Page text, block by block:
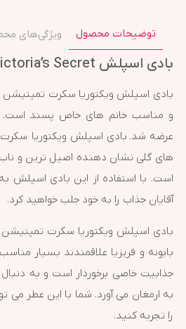
توضیحات محصول ویژگی‌های
بادی اسپلش Victoria’s Secret مدل تمپتیشن
بادی اسپلش ویکتوریا سکرت تمپتیشن
عرضه شد. بادی اسپلش ویکتوریا
های گلی نشان دهنده اصیل ترین و ناب
است. با استفاده از این بادی اسپلش
آقایان جذاب را به خود جلب خواهید کرد.
بادی اسپلش ویکتوریا سکرت تمپتیشن
بابونه و فریزیا علاقمندند بسیار
جذابیت خاصی برخوردار است و به دنبال
به ارمغان می آورد. شما با این عطر
را تجربه کنید.